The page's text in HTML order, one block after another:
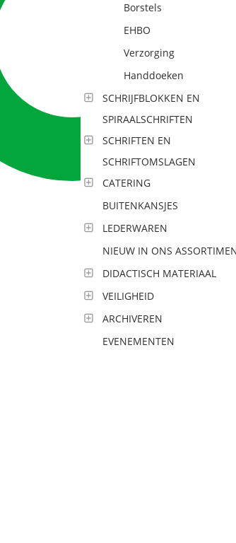
Borstels
EHBO
Verzorging
Handdoeken
SCHRIJFBLOKKEN EN
SPIRAALSCHRIFTEN
SCHRIFTEN EN
SCHRIFTOMSLAGEN
CATERING
BUITENKANSJES
LEDERWAREN
NIEUW IN ONS
DIDACTISCH MATERIAAL
VEILIGHEID
ARCHIVEREN
EVENEMENTEN